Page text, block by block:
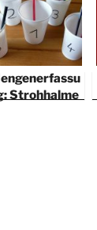
Strohhalme